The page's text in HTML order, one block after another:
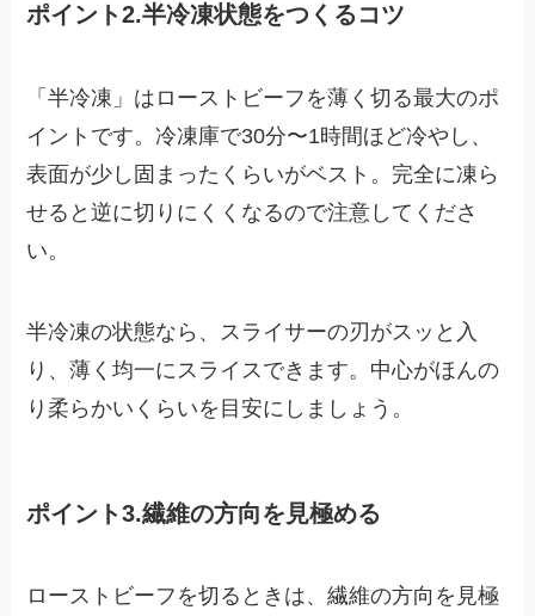
ポイント2.半冷凍状態をつくるコツ
「半冷凍」はローストビーフを薄く切る最大のポ
イントです。冷凍庫で30分〜1時間ほど冷やし、
表面が少し固まったくらいがベスト。完全に凍ら
せると逆に切りにくくなるので注意してくださ
い。
半冷凍の状態なら、スライサーの刃がスッと入
り、薄く均一にスライスできます。中心がほんの
り柔らかいくらいを目安にしましょう。
ポイント3.繊維の方向を見極める
ローストビーフを切るときは、繊維の方向を見極